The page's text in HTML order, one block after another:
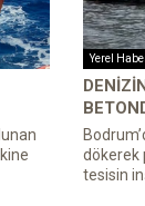
Yerel
dökerek
tesisin